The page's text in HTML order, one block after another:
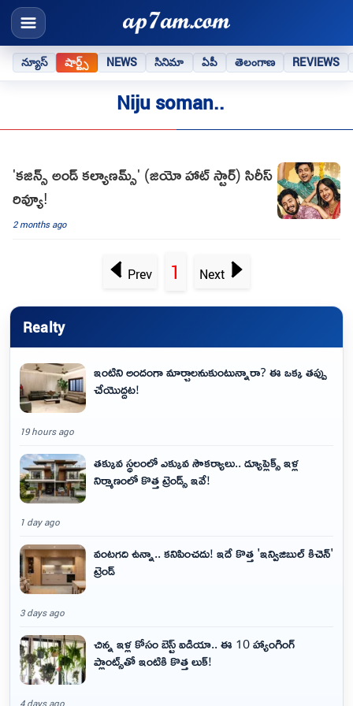
న్యూస్ షార్ట్స్ NEWS సినిమా ఏపీ తెలంగాణ REVIEWS
Niju soman..
'కజిన్స్ అండ్ కల్యాణమ్స్' (జియో హాట్ స్టార్) సిరీస్
రివ్యూ!
2 months ago
Prev 1 Next
Realty
ఇంటిని అందంగా మార్చాలనుకుంటున్నారా? ఈ ఒక్క తప్పు
చేయొద్దట!
19 hours ago
తక్కువ స్థలంలో ఎక్కువ సౌకర్యాలు.. డ్యూప్లెక్స్ ఇళ్ల
నిర్మాణంలో కొత్త ట్రెండ్స్ ఇవే!
1 day ago
వంటగది ఉన్నా.. కనిపించదు! ఇదే కొత్త 'ఇన్విజిబుల్ కిచెన్'
ట్రెండ్
3 days ago
చిన్న ఇళ్ల కోసం బెస్ట్ ఐడియా.. ఈ 10 హ్యాంగింగ్
ప్లాంట్స్‌తో ఇంటికి కొత్త లుక్!
4 days ago